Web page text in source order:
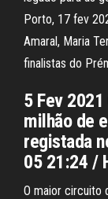
Porto, 17 fev
Amaral, Maria
finalistas do
5 Fev
milhão de
registada
05 21:24 /
O maior circuito